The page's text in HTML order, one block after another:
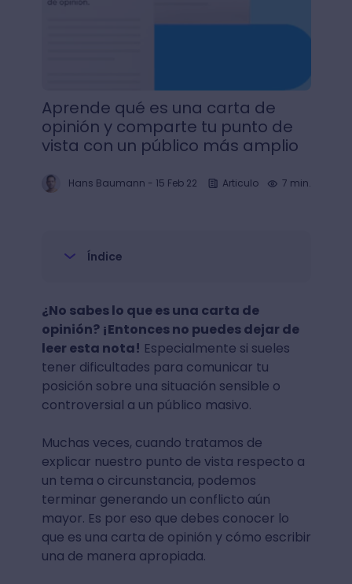
Aprende qué es una carta de
opinión y comparte tu punto de
vista con un público más amplio
Hans Baumann - 15 Feb 22 Articulo 7 min.
Índice
¿No sabes lo que es una carta de
opinión? ¡Entonces no puedes dejar de
leer esta nota! Especialmente si sueles
tener dificultades para comunicar tu
posición sobre una situación sensible o
controversial a un público masivo.
Muchas veces, cuando tratamos de
explicar nuestro punto de vista respecto a
un tema o circunstancia, podemos
terminar generando un conflicto aún
mayor. Es por eso que debes conocer lo
que es una carta de opinión y cómo escribir
una de manera apropiada.